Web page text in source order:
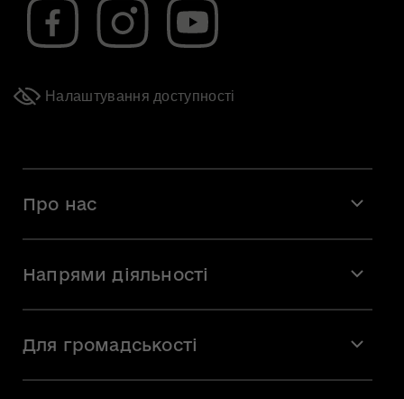
Налаштування доступності
Про нас
Команда
Вакансії
Напрями діяльності
Мистецька освіта
Для громадськості